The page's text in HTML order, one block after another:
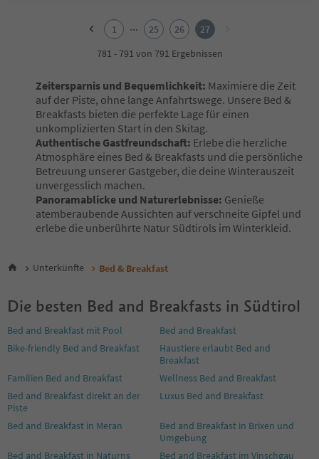
19
22
24
25
27
1 ... 25 26
27
781 - 791 von 791 Ergebnissen
Zeitersparnis und Bequemlichkeit: Maximiere die Zeit
auf der Piste, ohne lange Anfahrtswege. Unsere Bed &
Breakfasts bieten die perfekte Lage für einen
unkomplizierten Start in den Skitag.
Authentische Gastfreundschaft: Erlebe die herzliche
Atmosphäre eines Bed & Breakfasts und die persönliche
Betreuung unserer Gastgeber, die deine Winterauszeit
unvergesslich machen.
Panoramablicke und Naturerlebnisse: Genieße
atemberaubende Aussichten auf verschneite Gipfel und
erlebe die unberührte Natur Südtirols im Winterkleid.
Unterkünfte Bed & Breakfast
Die besten Bed and Breakfasts in Südtirol
Bed and Breakfast mit Pool
Bed and Breakfast
Bike-friendly Bed and Breakfast
Haustiere erlaubt Bed and
Breakfast
Familien Bed and Breakfast
Wellness Bed and Breakfast
Bed and Breakfast direkt an der
Piste
Luxus Bed and Breakfast
Bed and Breakfast in Meran
Bed and Breakfast in Brixen und
Umgebung
Bed and Breakfast in Naturns
Bed and Breakfast im Vinschgau